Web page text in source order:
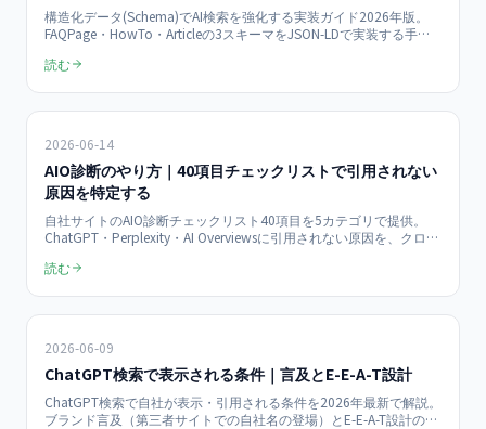
構造化データ(Schema)でAI検索を強化する実装ガイド2026年版。
FAQPage・HowTo・Articleの3スキーマをJSON-LDで実装する手順
年)とSchema.org仕様に沿って解説。優先順位・コード例・検証手
読む
2026-06-14
AIO診断のやり方｜40項目チェックリストで引用されない
原因を特定する
自社サイトのAIO診断チェックリスト40項目を5カテゴリで提供。
ChatGPT・Perplexity・AI Overviewsに引用されない原因を、クロー
す。優先度別の改善手順とROIの考え方まで、月¥100,000〜のAIO
読む
2026-06-09
ChatGPT検索で表示される条件｜言及とE-E-A-T設計
ChatGPT検索で自社が表示・引用される条件を2026年最新で解説。
ブランド言及（第三者サイトでの自社名の登場）とE-E-A-T設計の2